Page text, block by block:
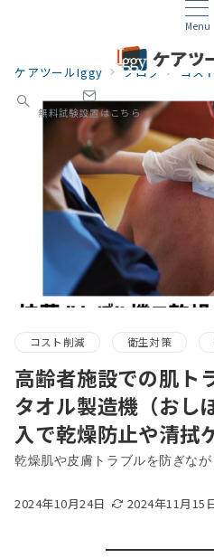
Menu
無料試験設置はこちら
ケアツールIggy ブログ コス
コスト削減 衛生対策
高齢者施設での肌ト
タオル製造機（おし
入で乾燥防止や清拭
乾燥肌や皮膚トラブルを防ぎな
2024年10月24日 2024年11月15